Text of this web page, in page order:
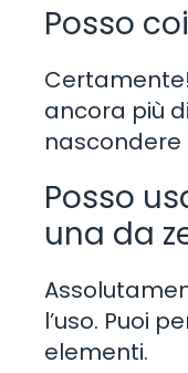
Posso
ancora più
nascondere
Posso
una da
l’uso. Puoi
elementi.